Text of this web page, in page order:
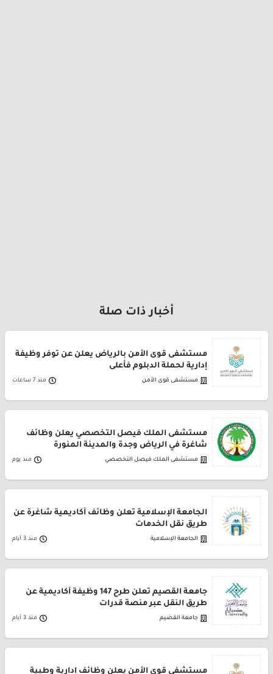
أخبار ذات صلة
مستشفى قوى الأمن بالرياض يعلن عن توفر وظيفة
إدارية لحملة الدبلوم فأعلى
مستشفى قوى الأمن منذ 7 ساعات
مستشفى الملك فيصل التخصصي يعلن وظائف
شاغرة في الرياض وجدة والمدينة المنورة
مستشفى الملك فيصل التخصصي منذ يوم
الجامعة الإسلامية تعلن وظائف أكاديمية شاغرة عن
طريق نقل الخدمات
الجامعة الإسلامية منذ 3 أيام
جامعة القصيم تعلن طرح 147 وظيفة أكاديمية عن
طريق النقل عبر منصة قدرات
جامعة القصيم منذ 3 أيام
مستشفى قوى الأمن يعلن وظائف إدارية وطبية